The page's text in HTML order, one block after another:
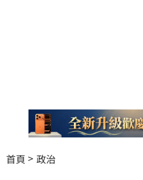
首頁 政治